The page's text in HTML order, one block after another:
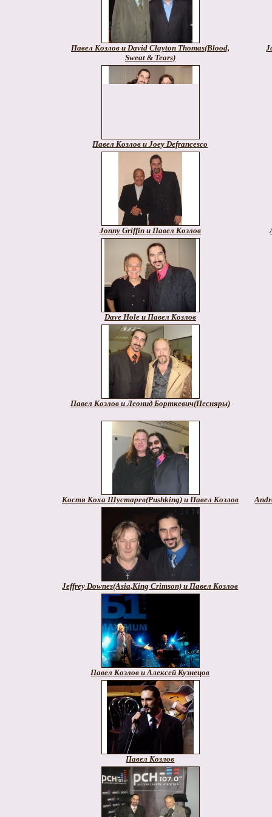
Павел Козлов и David Clayton Thomas(Blood,
Sweat & Tears)
Павел Козлов и Joey Defrancesco
Jonny Griffin и Павел Козлов
Dave Hole и Павел Козлов
Павел Козлов и Леонид Борткевич(Песняры)
Костя Коха Шустарев(Pushking) и Павел Козлов
Jeffrey Downes(Asia,King Crimson) и Павел Козлов
Павел Козлов и Алексей Кузнецов
Павел Козлов